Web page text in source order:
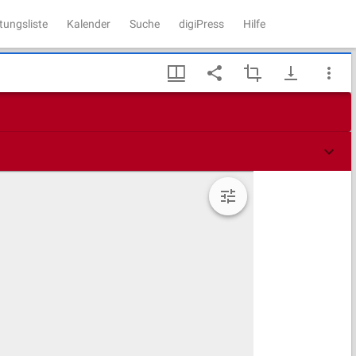
Kalender Suche digiPress Hilfe